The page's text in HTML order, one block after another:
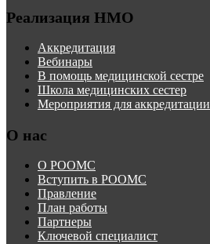
Реализация НМО
Аккредитация
Вебинары
В помощь медицинской сестре
Школа медицинских сестер
Мероприятия для аккредитации
О нас
О РООМС
Вступить в РООМС
Правление
План работы
Партнеры
Ключевой специалист